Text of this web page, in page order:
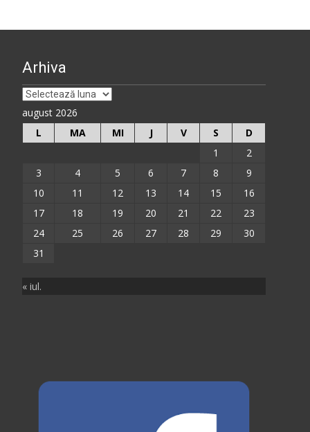
Arhiva
Arhiva
august 2026
L
MA MI J V S
D
1
2
3
4 5 6 7 8
9
10
11 12 13 14 15
16
17
18 19 20 21 22
23
24
25 26 27 28 29
30
31
« iul.